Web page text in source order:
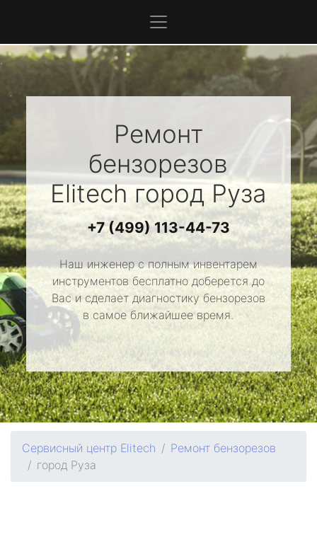
Ремонт
бензорезов
Elitechгород Руза
+7 (499) 113-44-73
Наш инженер с полным инвентарем
инструментов бесплатно доберется до
Вас и сделает диагностику бензорезов
в самое ближайшее время.
Сервисный центр Elitech
Ремонт бензорезов
город Руза